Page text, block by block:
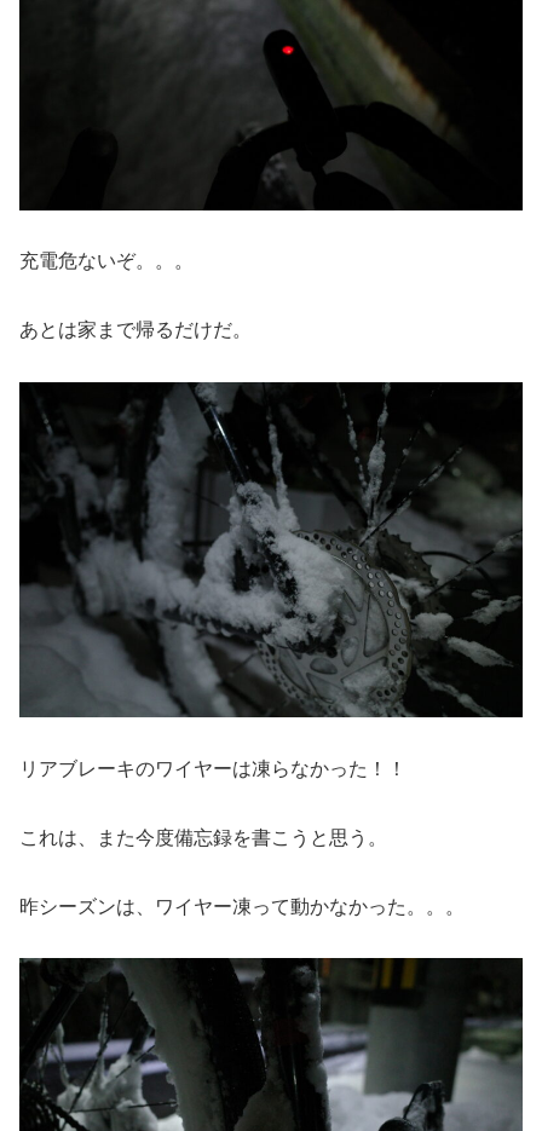
充電危ないぞ。。。
あとは家まで帰るだけだ。
リアブレーキのワイヤーは凍らなかった！！
これは、また今度備忘録を書こうと思う。
昨シーズンは、ワイヤー凍って動かなかった。。。